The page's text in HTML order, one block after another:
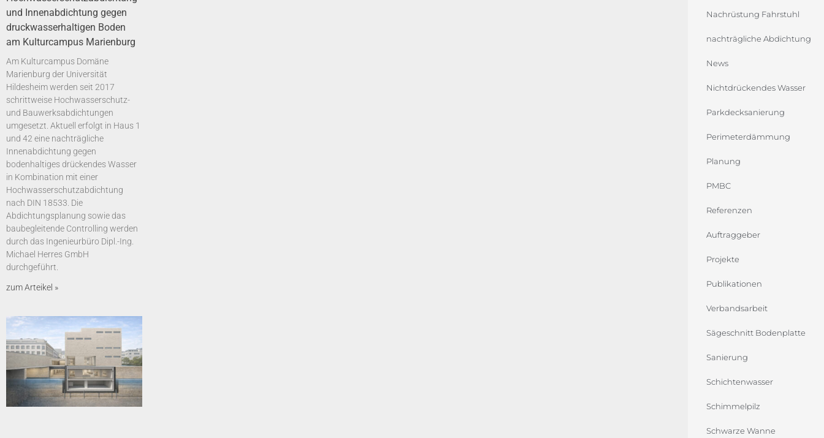
und Innenabdichtung gegen
druckwasserhaltigen Boden
am Kulturcampus Marienburg
Am Kulturcampus Domäne
Marienburg der Universität
Hildesheim werden seit 2017
schrittweise Hochwasserschutz-
und Bauwerksabdichtungen
umgesetzt. Aktuell erfolgt in Haus 1
und 42 eine nachträgliche
Innenabdichtung gegen
bodenhaltiges drückendes Wasser
in Kombination mit einer
Hochwasserschutzabdichtung
nach DIN 18533. Die
Abdichtungsplanung sowie das
baubegleitende Controlling werden
durch das Ingenieurbüro Dipl.-Ing.
Michael Herres GmbH
durchgeführt.
zum Arteikel »
Nachrüstung Fahrstuhl
nachträgliche Abdichtung
News
Nichtdrückendes Wasser
Parkdecksanierung
Perimeterdämmung
Planung
PMBC
Referenzen
Auftraggeber
Projekte
Publikationen
Verbandsarbeit
Sägeschnitt Bodenplatte
Sanierung
Schichtenwasser
Schimmelpilz
Schwarze Wanne